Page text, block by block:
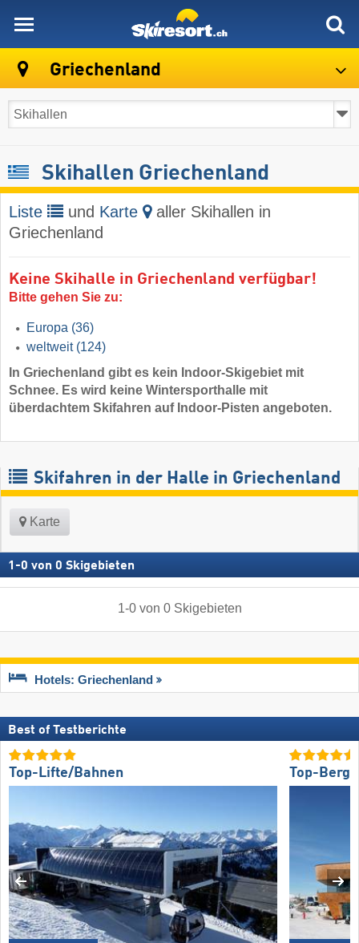
Griechenland
Skihallen Griechenland
Liste und Karte
aller Skihallen in
Griechenland
Keine Skihalle in Griechenland verfügbar!
Bitte gehen Sie zu:
Europa (36)
weltweit(124)
In Griechenland gibt es kein Indoor-Skigebiet mit
Schnee. Es wird keine Wintersporthalle mit
überdachtem Skifahren auf Indoor-Pisten angeboten.
Skifahren in der Halle in Griechenland
Karte
1 -0 von 0 Skigebieten
1-0von 0 Skigebieten
Hotels: Griechenland
Best of Testberichte
Top-Lifte/Bahnen Top-